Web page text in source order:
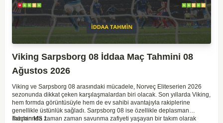
Viking Sarpsborg 08 İddaa Maç Tahmini 08
Ağustos 2026
Viking ve Sarpsborg 08 arasındaki mücadele, Norveç Eliteserien 2026
sezonunda dikkat çeken karşılaşmalardan biri olacak. Son yıllarda Viking,
hem formda görüntüsüyle hem de ev sahibi avantajıyla rakiplerine
genellikle üstünlük sağladı. Sarpsborg 08 ise özellikle deplasman
maçlarında zaman zaman savunma zafiyeti yaşayan bir takım olarak
Tahmin MS 1